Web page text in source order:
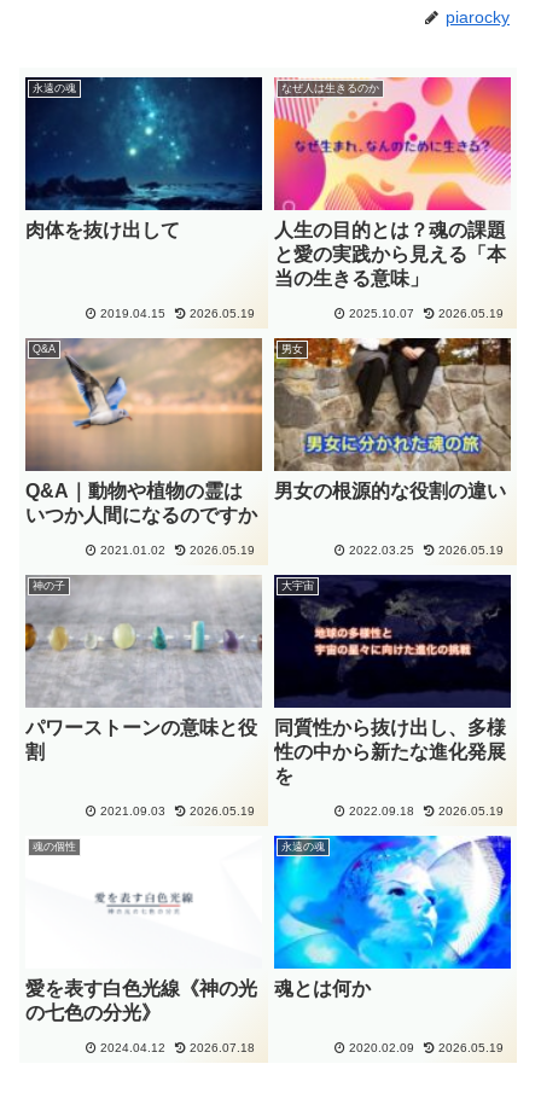
piarocky
永遠の魂
肉体を抜け出して
2019.04.15 2026.05.19
なぜ人は生きるのか
人生の目的とは？魂の課題
と愛の実践から見える「本
当の生きる意味」
2025.10.07 2026.05.19
Q&A
Q&A｜動物や植物の霊は
いつか人間になるのですか
2021.01.02 2026.05.19
男女
男女の根源的な役割の違い
2022.03.25 2026.05.19
神の子
パワーストーンの意味と役
割
2021.09.03 2026.05.19
大宇宙
同質性から抜け出し、多様
性の中から新たな進化発展
を
2022.09.18 2026.05.19
魂の個性
愛を表す白色光線《神の光
の七色の分光》
2024.04.12 2026.07.18
永遠の魂
魂とは何か
2020.02.09 2026.05.19